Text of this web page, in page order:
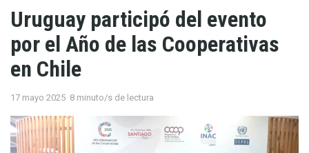
Uruguay participó del evento
por el Año de las Cooperativas
en Chile
17 mayo 2025 8 minuto/s de lectura